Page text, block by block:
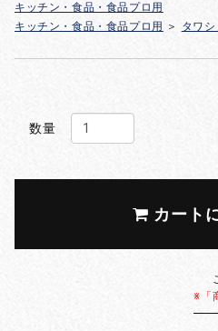
キッチン・食品・食品プロ用
キッチン・食品・食品プロ用
＞ タワシ
数量
カート
※「